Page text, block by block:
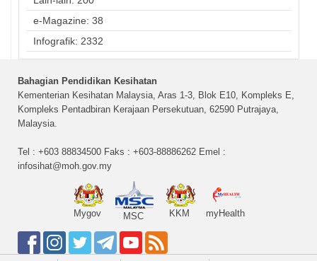
e-Magazine: 38
Infografik: 2332
Bahagian Pendidikan Kesihatan
Kementerian Kesihatan Malaysia, Aras 1-3, Blok E10, Kompleks E,
Kompleks Pentadbiran Kerajaan Persekutuan, 62590 Putrajaya,
Malaysia.
Tel : +603 88834500 Faks : +603-88886262 Emel :
infosihat@moh.gov.my
Mygov MSC KKM myHealth